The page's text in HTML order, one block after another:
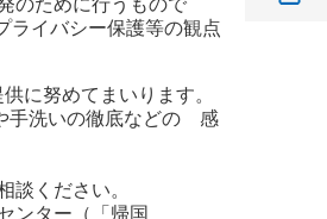
のために行うもので
ライバシー保護等の観点
に努めてまいります。
手洗いの徹底などの 感
ください。
ンター（「帰国